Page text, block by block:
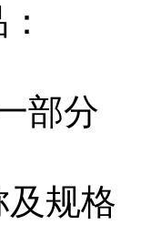
部分
规格